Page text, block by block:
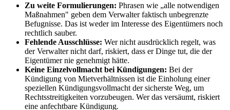
Zu weite Formulierungen: Phrasen wie „alle notwendigen
Maßnahmen" geben dem Verwalter faktisch unbegrenzte
Befugnisse. Das ist weder im Interesse des Eigentümers noch
rechtlich sauber.
Fehlende Ausschlüsse: Wer nicht ausdrücklich regelt, was
der Verwalter nicht darf, riskiert, dass er Dinge tut, die der
Eigentümer nie genehmigt hätte.
Keine Einzelvollmacht bei Kündigungen: Bei der
Kündigung von Mietverhältnissen ist die Einholung einer
speziellen Kündigungsvollmacht der sicherste Weg, um
Rechtsstreitigkeiten vorzubeugen. Wer das versäumt, riskiert
eine anfechtbare Kündigung.